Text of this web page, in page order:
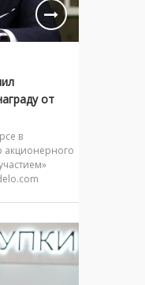
от
в